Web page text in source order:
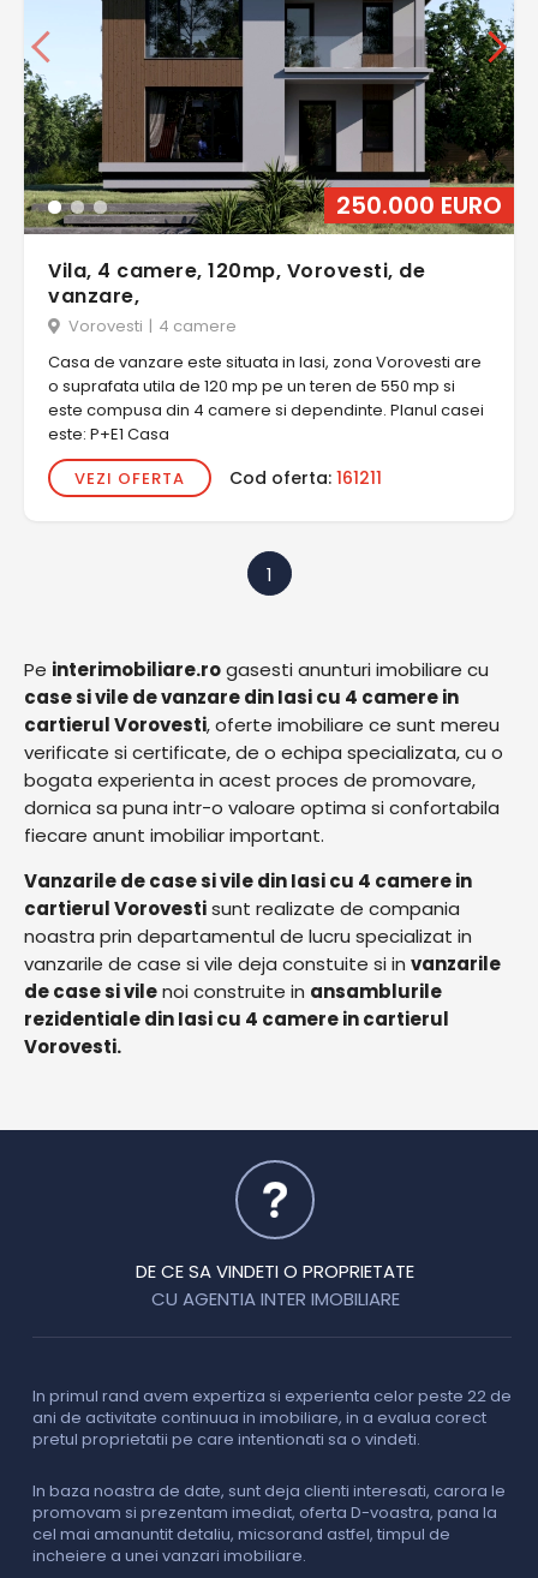
250.000 EURO
Vila, 4 camere, 120mp, Vorovesti, de
vanzare,
Vorovesti | 4 camere
Casa de vanzare este situata in Iasi, zona Vorovesti are
o suprafata utila de 120 mp pe un teren de 550 mp si
este compusa din 4 camere si dependinte. Planul casei
este: P+E1 Casa
VEZI OFERTA
Cod oferta: 161211
1
Pe interimobiliare.rogasesti anunturi imobiliare cu
case si vile de vanzare din Iasi cu 4 camere in
cartierul Vorovesti, oferte imobiliare ce sunt mereu
verificate si certificate, de o echipa specializata, cu o
bogata experienta in acest proces de promovare,
dornica sa puna intr-o valoare optima si confortabila
fiecare anunt imobiliar important.
Vanzarile de case si vile din Iasi cu 4 camere in
cartierul Vorovestisunt realizate de compania
noastra prin departamentul de lucru specializat in
vanzarile de case si vile deja constuite si in vanzarile
de case si vilenoi construite in ansamblurile
rezidentiale din Iasi cu 4 camere in cartierul
Vorovesti.
DE CE SA VINDETI O PROPRIETATE
CU AGENTIA INTER IMOBILIARE
In primul rand avem expertiza si experienta celor peste 22 de
ani de activitate continuua in imobiliare, in a evalua corect
pretul proprietatii pe care intentionati sa o vindeti.
In baza noastra de date, sunt deja clienti interesati, carora le
promovam si prezentam imediat, oferta D-voastra, pana la
cel mai amanuntit detaliu, micsorand astfel, timpul de
incheiere a unei vanzari imobiliare.